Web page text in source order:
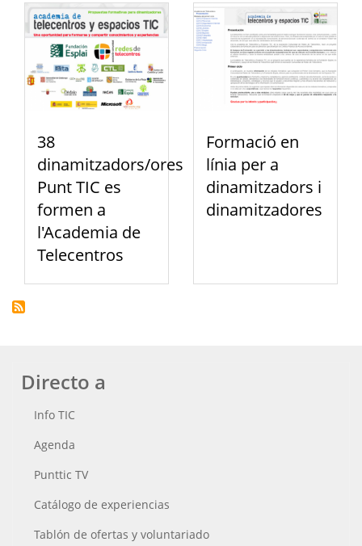
38
dinamitzadors/ores
Punt TIC es
formen a
l'Academia de
Telecentros
Formació en
línia per a
dinamitzadors i
dinamitzadores
Directo a
Info TIC
Agenda
Punttic TV
Catálogo de experiencias
Tablón de ofertas y voluntariado